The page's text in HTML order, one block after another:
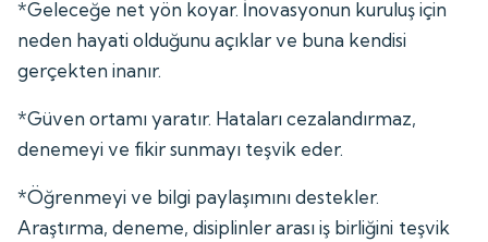
*Geleceğe net yön koyar. İnovasyonun kuruluş için
neden hayati olduğunu açıklar ve buna kendisi
gerçekten inanır.
*Güven ortamı yaratır. Hataları cezalandırmaz,
denemeyi ve fikir sunmayı teşvik eder.
*Öğrenmeyi ve bilgi paylaşımını destekler.
Araştırma, deneme, disiplinler arası iş birliğini teşvik